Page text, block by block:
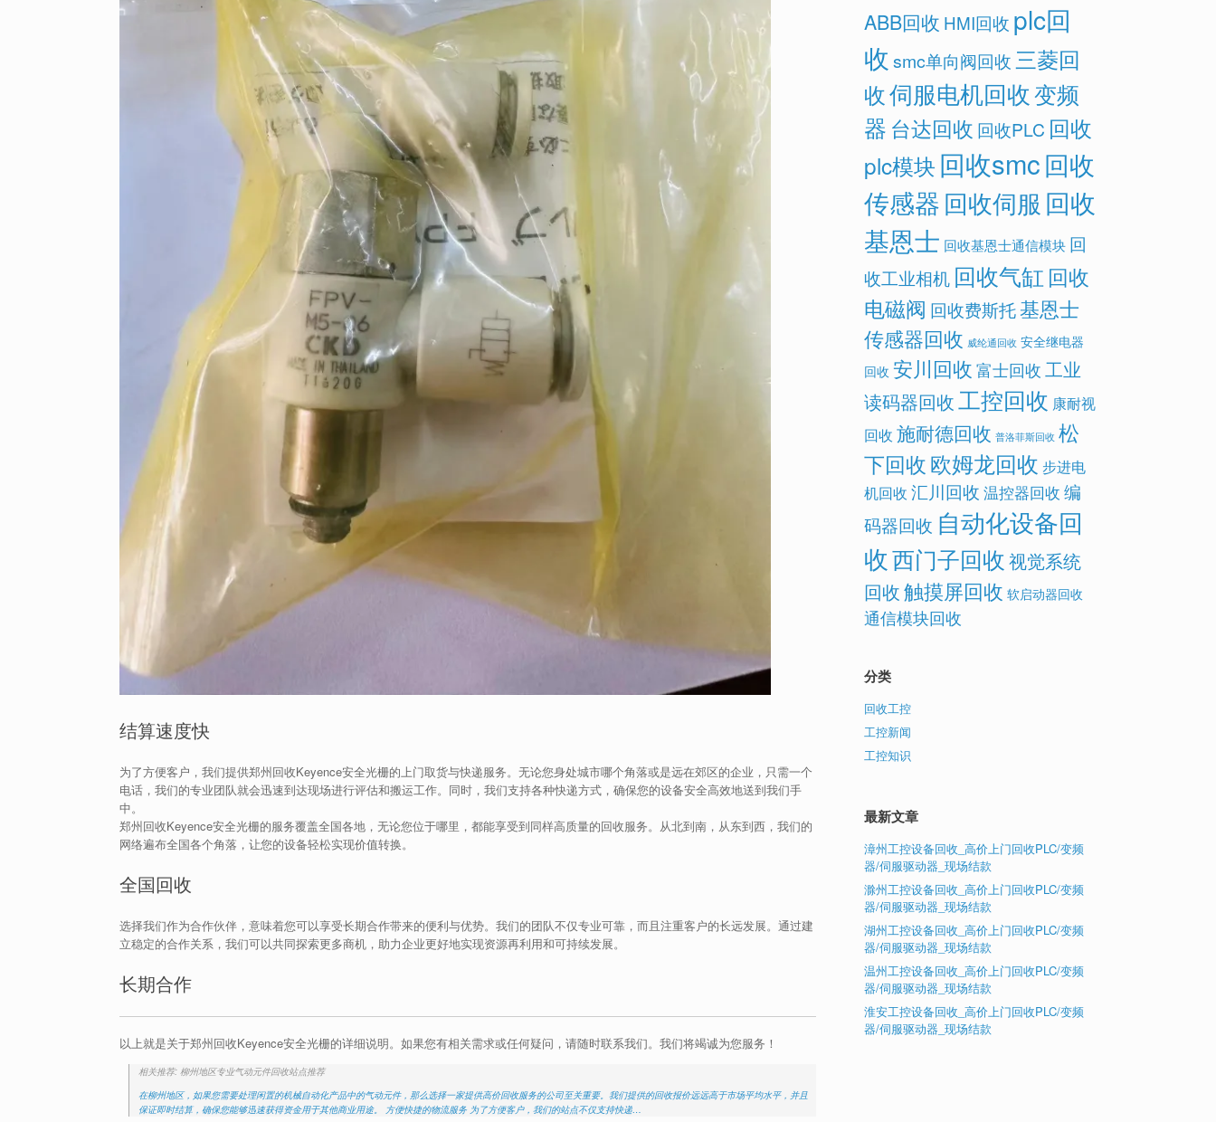
结算速度快
为了方便客户，我们提供郑州回收Keyence安全光栅的上门取货与快递服务。无论您身处城市哪个角落或是远在郊区的企业，只需一个
电话，我们的专业团队就会迅速到达现场进行评估和搬运工作。同时，我们支持各种快递方式，确保您的设备安全高效地送到我们手
中。
郑州回收Keyence安全光栅的服务覆盖全国各地，无论您位于哪里，都能享受到同样高质量的回收服务。从北到南，从东到西，我们的
网络遍布全国各个角落，让您的设备轻松实现价值转换。
全国回收
选择我们作为合作伙伴，意味着您可以享受长期合作带来的便利与优势。我们的团队不仅专业可靠，而且注重客户的长远发展。通过建
立稳定的合作关系，我们可以共同探索更多商机，助力企业更好地实现资源再利用和可持续发展。
长期合作
以上就是关于郑州回收Keyence安全光栅的详细说明。如果您有相关需求或任何疑问，请随时联系我们。我们将竭诚为您服务！
相关推荐: 柳州地区专业气动元件回收站点推荐
在柳州地区，如果您需要处理闲置的机械自动化产品中的气动元件，那么选择一家提供高价回收服务的公司至关重要。我们提供的回收报价远远高于市场平均水平，并且
保证即时结算，确保您能够迅速获得资金用于其他商业用途。 方便快捷的物流服务 为了方便客户，我们的站点不仅支持快递…
ABB回收 HMI回收 plc回
收 smc单向阀回收三菱回
收伺服电机回收变频
器 台达回收 回收PLC 回收
plc模块 回收smc回收
传感器回收伺服 回收
基恩士 回收基恩士通信模块 回
收工业相机 回收气缸 回收
电磁阀 回收费斯托基恩士
传感器回收 威纶通回收 安全继电器
回收 安川回收 富士回收 工业
读码器回收工控回收 康耐视
回收 施耐德回收 普洛菲斯回收 松
下回收欧姆龙回收 步进电
机回收 汇川回收 温控器回收 编
码器回收 自动化设备回
收西门子回收视觉系统
回收触摸屏回收 软启动器回收
通信模块回收
分类
回收工控
工控新闻
工控知识
最新文章
漳州工控设备回收_高价上门回收PLC/变频
器/伺服驱动器_现场结款
滁州工控设备回收_高价上门回收PLC/变频
器/伺服驱动器_现场结款
湖州工控设备回收_高价上门回收PLC/变频
器/伺服驱动器_现场结款
温州工控设备回收_高价上门回收PLC/变频
器/伺服驱动器_现场结款
淮安工控设备回收_高价上门回收PLC/变频
器/伺服驱动器_现场结款